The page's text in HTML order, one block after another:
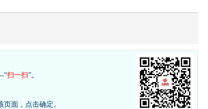
“扫一扫”。
面，点击确定。